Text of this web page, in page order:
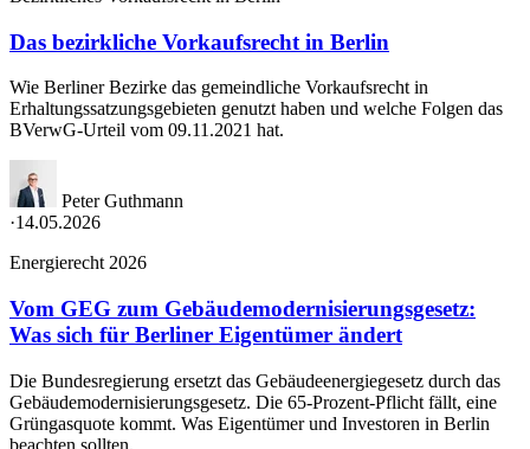
Das bezirkliche Vorkaufsrecht in Berlin
Wie Berliner Bezirke das gemeindliche Vorkaufsrecht in
Erhaltungssatzungsgebieten genutzt haben und welche Folgen das
BVerwG-Urteil vom 09.11.2021 hat.
Peter Guthmann
·14.05.2026
Energierecht 2026
Vom GEG zum Gebäudemodernisierungsgesetz:
Was sich für Berliner Eigentümer ändert
Die Bundesregierung ersetzt das Gebäudeenergiegesetz durch das
Gebäudemodernisierungsgesetz. Die 65-Prozent-Pflicht fällt, eine
Grüngasquote kommt. Was Eigentümer und Investoren in Berlin
beachten sollten.